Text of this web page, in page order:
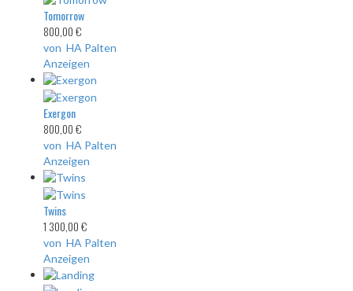
Tomorrow
800,00 €
von HA Palten
Anzeigen
Exergon
800,00 €
von HA Palten
Anzeigen
Twins
1 300,00 €
von HA Palten
Anzeigen